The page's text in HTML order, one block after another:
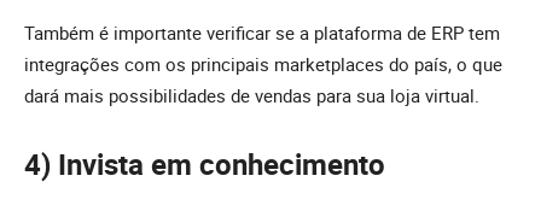
Também é importante verificar se a plataforma de ERP tem
integrações com os principais marketplaces do país, o que
dará mais possibilidades de vendas para sua loja virtual.
4) Invista em conhecimento